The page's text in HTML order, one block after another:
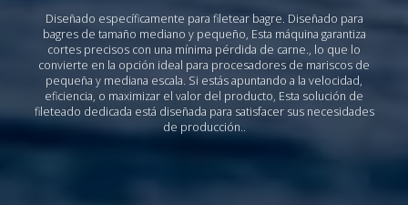
Diseñado específicamente para filetear bagre. Diseñado para
bagres de tamaño mediano y pequeño, Esta máquina garantiza
cortes precisos con una mínima pérdida de carne., lo que lo
convierte en la opción ideal para procesadores de mariscos de
pequeña y mediana escala. Si estás apuntando a la velocidad,
eficiencia, o maximizar el valor del producto, Esta solución de
fileteado dedicada está diseñada para satisfacer sus necesidades
de producción..